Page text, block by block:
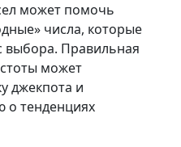
может помочь
числа, которые
выбора. Правильная
может
джекпота и
о тенденциях